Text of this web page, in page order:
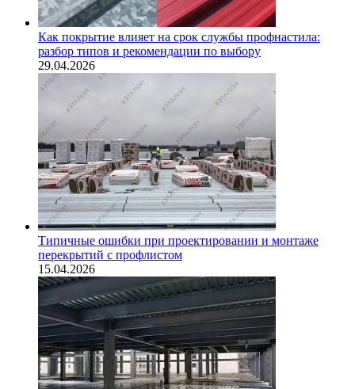
Как покрытие влияет на срок службы профнастила:
разбор типов и рекомендации по выбору
29.04.2026
Типичные ошибки при проектировании и монтаже
перекрытий с профлистом
15.04.2026